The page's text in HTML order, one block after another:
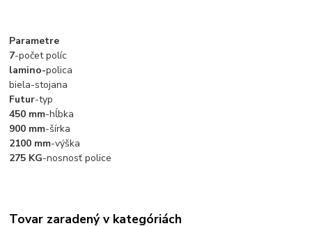
Parametre
7-počet políc
lamino-polica
biela-stojana
Futur-typ
450 mm-hĺbka
900 mm-šírka
2100 mm-výška
275 KG-nosnosť police
Tovar zaradený v kategóriách